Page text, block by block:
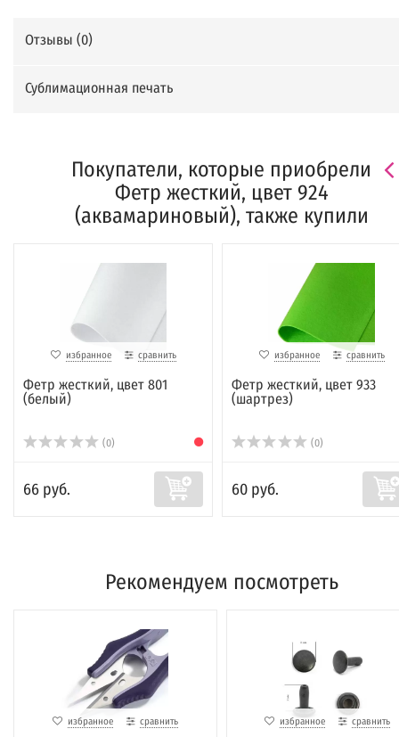
Отзывы (0)
Сублимационная печать
Покупатели, которые приобрели
Фетр жесткий, цвет 924
(аквамариновый), также купили
избранное сравнить
Фетр жесткий, цвет 801
(белый)
(0)
66 руб.
избранное сравнить
Фетр жесткий, цвет 933
(шартрез)
(0)
60 руб.
Рекомендуем посмотреть
избранное сравнить избранное сравнить